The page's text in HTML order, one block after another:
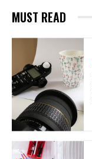
MUST READ